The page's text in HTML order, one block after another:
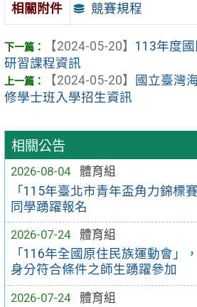
相關公告
2026-08-04
體育組
「115年臺北市青年盃角力錦標
同學踴躍報名
2026-07-24
體育組
「116年全國原住民族運動會」
身分符合條件之師生踴躍參加
2026-07-24
體育組
相關附件 競賽規程
【2024-05-20】 113年度
研習課程資訊
【2024-05-20】
國立臺灣
修學士班入學招生資訊